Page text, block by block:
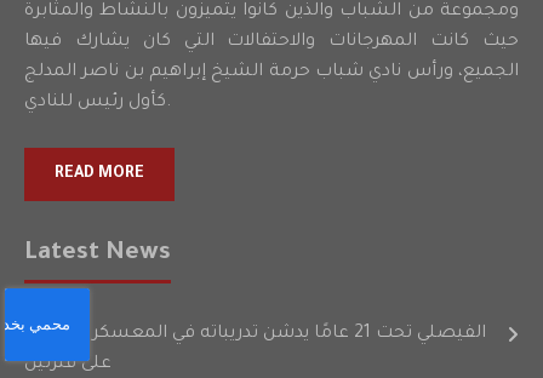
ومجموعة من الشباب والذين كانوا يتميزون بالنشاط والمثابرة
حيث كانت المهرجانات والاحتفالات التي كان يشارك فيها
الجميع، ورأس نادي شباب حرمة الشيخ إبراهيم بن ناصر المدلج
كأول رئيس للنادي.
READ MORE
Latest News
الفيصلي تحت 21 عامًا يدشن تدريباته في المعسكر الأعدادي
على فترتين